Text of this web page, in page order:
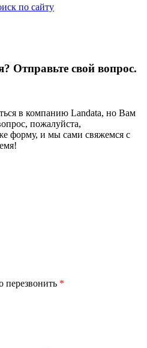
по сайту
Отправьте свой вопрос.
в компанию Landata, но Вам
пожалуйста,
форму, и мы сами свяжемся с
перезвонить *